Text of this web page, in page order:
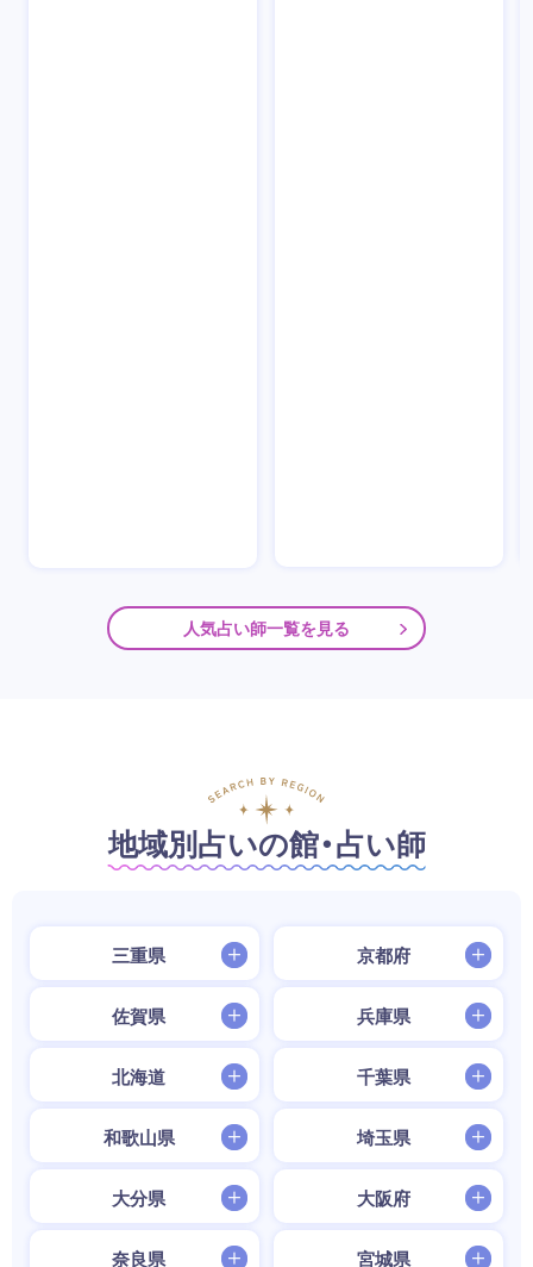
人気占い師一覧を見る
地域別占いの館・占い師
三重県 京都府
佐賀県 兵庫県
北海道 千葉県
和歌山県 埼玉県
大分県 大阪府
奈良県 宮城県